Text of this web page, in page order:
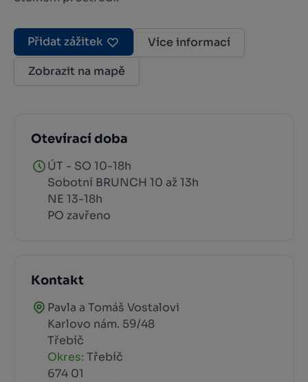
Přidat zážitek
Více informací
Zobrazit na mapě
Otevírací doba
ÚT - SO 10-18h
Sobotní BRUNCH 10 až 13h
NE 13-18h
PO zavřeno
Kontakt
Pavla a Tomáš Vostalovi
Karlovo nám. 59/48
Třebíč
Okres: Třebíč
674 01